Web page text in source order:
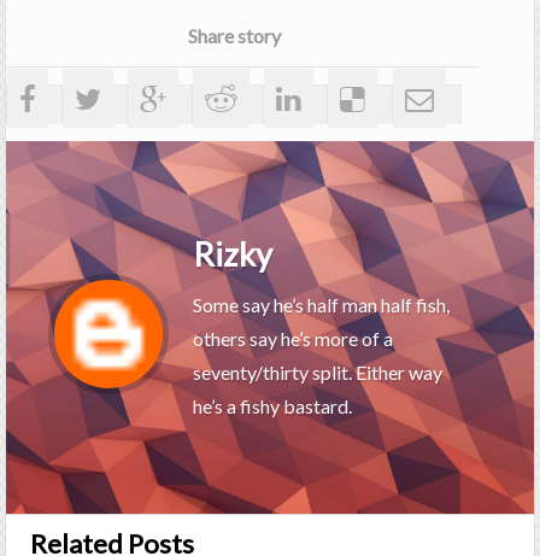
Share story
Rizky
Some say he’s half man half fish,
others say he’s more of a
seventy/thirty split. Either way
he’s a fishy bastard.
Related Posts